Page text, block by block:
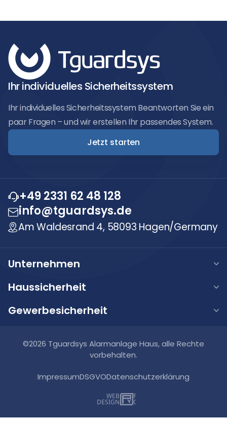
Ihr individuelles Sicherheitssystem
Ihr individuelles Sicherheitssystem Beantworten Sie ein
paar Fragen – und wir erstellen Ihr passendes System.
Jetzt starten
+49 2331 62 48 128
info@tguardsys.de
Am Waldesrand 4, 58093 Hagen/Germany
Unternehmen
Karriere
Blog
Haussicherheit
Smart Home Systeme
Gewerbesicherheit
Gewerbe Videoüberwachung
Gewerbe Brandmeldeanlagen
Gewerbe Zutrittskontrollsysteme
©2026 Tguardsys Alarmanlage Haus, alle Rechte
vorbehalten.
ImpressumDSGVODatenschutzerklärung
WEB
DESIGN